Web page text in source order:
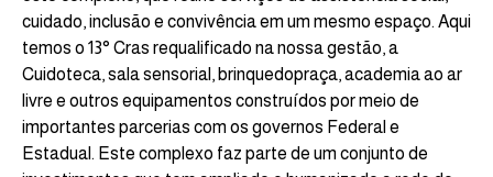
cuidado, inclusão e convivência em um mesmo espaço. Aqui
temos o 13° Cras requalificado na nossa gestão, a
Cuidoteca, sala sensorial, brinquedopraça, academia ao ar
livre e outros equipamentos construídos por meio de
importantes parcerias com os governos Federal e
Estadual. Este complexo faz parte de um conjunto de